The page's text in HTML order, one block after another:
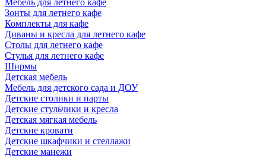
Мебель для летнего кафе
Зонты для летнего кафе
Комплекты для кафе
Диваны и кресла для летнего кафе
Столы для летнего кафе
Стулья для летнего кафе
Ширмы
Детская мебель
Мебель для детского сада и ДОУ
Детские столики и парты
Детские стульчики и кресла
Детская мягкая мебель
Детские кровати
Детские шкафчики и стеллажи
Детские манежи